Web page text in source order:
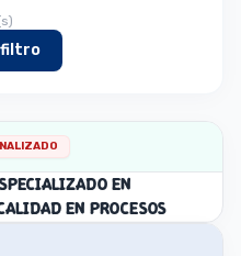
filtro
EN
EN PROCESOS